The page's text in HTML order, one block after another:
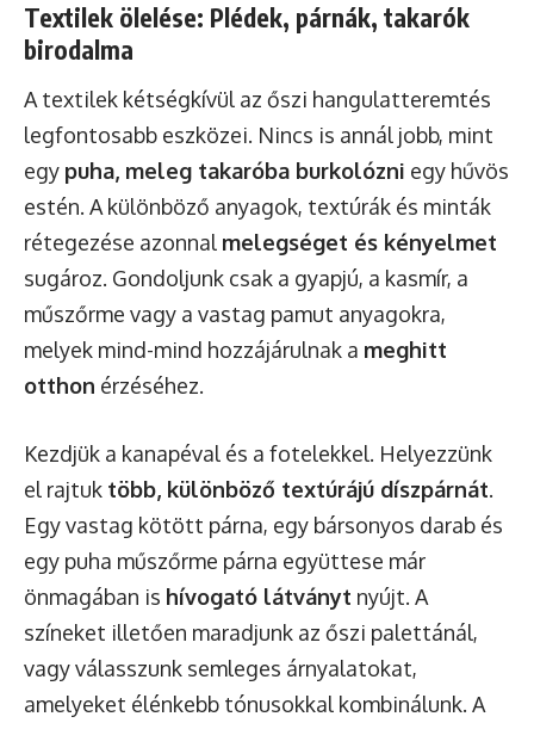
Textilek ölelése: Plédek, párnák, takarók
birodalma
A textilek kétségkívül az őszi hangulatteremtés
legfontosabb eszközei. Nincs is annál jobb, mint
egy puha, meleg takaróba burkolózni egy hűvös
estén. A különböző anyagok, textúrák és minták
rétegezése azonnal melegséget és kényelmet
sugároz. Gondoljunk csak a gyapjú, a kasmír, a
műszőrme vagy a vastag pamut anyagokra,
melyek mind-mind hozzájárulnak a meghitt
otthon érzéséhez.
Kezdjük a kanapéval és a fotelekkel. Helyezzünk
el rajtuk több, különböző textúrájú díszpárnát.
Egy vastag kötött párna, egy bársonyos darab és
egy puha műszőrme párna együttese már
önmagában is hívogató látványt nyújt. A
színeket illetően maradjunk az őszi palettánál,
vagy válasszunk semleges árnyalatokat,
amelyeket élénkebb tónusokkal kombinálunk. A